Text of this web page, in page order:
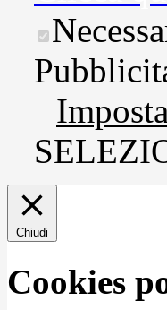
Chiudi
Cookies